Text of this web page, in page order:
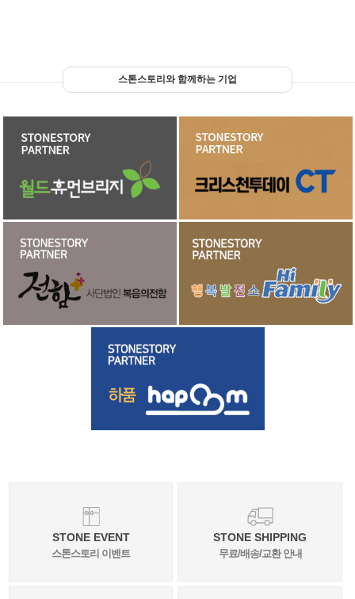
스톤스토리와 함께하는 기업
STONE EVENT
스톤스토리 이벤트
STONE SHIPPING
무료/배송/교환 안내